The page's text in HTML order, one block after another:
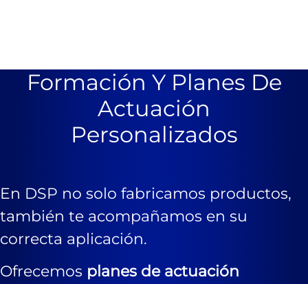
Formación Y Planes De
Actuación
Personalizados
En DSP no solo fabricamos productos,
también te acompañamos en su
correcta aplicación.
Ofrecemos planes de actuación